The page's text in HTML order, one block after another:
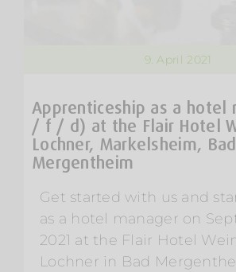
9. April 2021
Apprenticeship as a hotel
/ f / d) at the Flair Hotel
Lochner, Markelsheim, Bad
Mergentheim
Get started with us and
as a hotel manager on
2021 at the Flair Hotel
Lochner in Bad